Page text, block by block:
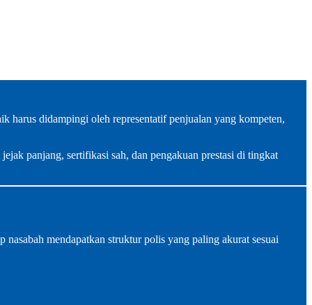
harus didampingi oleh representatif penjualan yang kompeten,
panjang, sertifikasi sah, dan pengakuan prestasi di tingkat
mendapatkan struktur polis yang paling akurat sesuai